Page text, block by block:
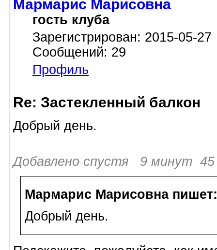
Мармарис Марисовна
гость клуба
Зарегистрирован: 2015-05-27
Сообщений: 29
Профиль
Re: Застекленный балкон
Добрый день.
Добавлено спустя 9 минут 45
Мармарис Марисовна пишет:
Добрый день.